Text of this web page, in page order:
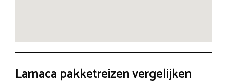
Larnaca pakketreizen vergelijken